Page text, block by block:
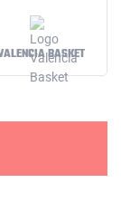
BASKET